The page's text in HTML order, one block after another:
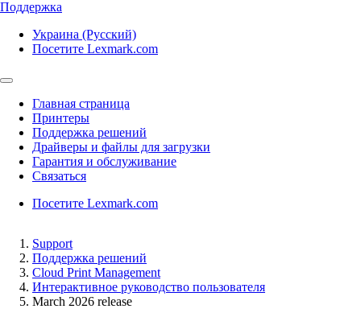
Поддержка
Украина (Русский)
Посетите Lexmark.com
Главная страница
Принтеры
Поддержка решений
Драйверы и файлы для загрузки
Гарантия и обслуживание
Связаться
Посетите Lexmark.com
Support
Поддержка решений
Cloud Print Management
Интерактивное руководство пользователя
March 2026 release